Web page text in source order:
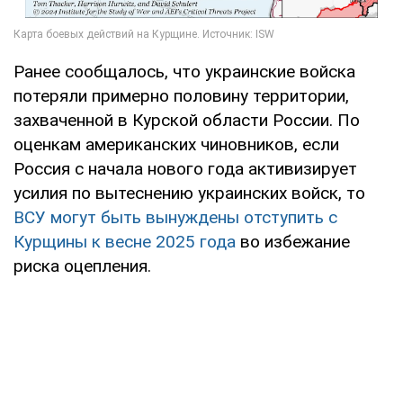
Ранее сообщалось, что украинские войска
потеряли примерно половину территории,
захваченной в Курской области России. По
оценкам американских чиновников, если
Россия с начала нового года активизирует
усилия по вытеснению украинских войск, то
ВСУ могут быть вынуждены отступить с
Курщины к весне 2025 года во избежание
риска оцепления.